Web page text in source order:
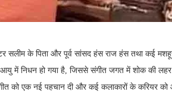
सलीम के पिता और पूर्व सांसद हंस राज हंस तथा कई
आयु में निधन हो गया है, जिससे संगीत जगत में शोक की लहर
को एक नई पहचान दी और कई कलाकारों के करियर